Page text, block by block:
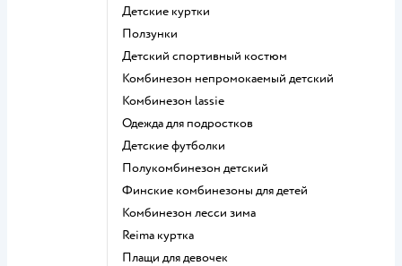
Детские куртки
Ползунки
Детский спортивный костюм
Комбинезон непромокаемый детский
Комбинезон lassie
Одежда для подростков
Детские футболки
Полукомбинезон детский
Финские комбинезоны для детей
Комбинезон лесси зима
Reima куртка
Плащи для девочек